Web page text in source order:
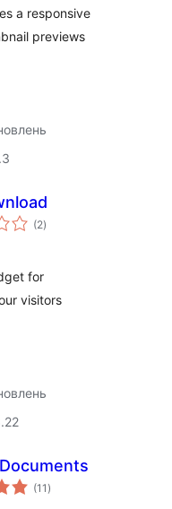
a responsive
previews
(2загальний
рейтинг
)
for
visitors
(11 загальний
рейтинг
)